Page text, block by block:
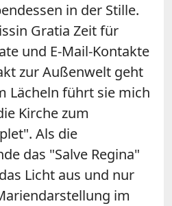
in der Stille.
Gratia Zeit für
und E-Mail-Kontakte
zur Außenwelt geht
Lächeln führt sie mich
Kirche zum
Als die
das "Salve Regina"
Licht aus und nur
im